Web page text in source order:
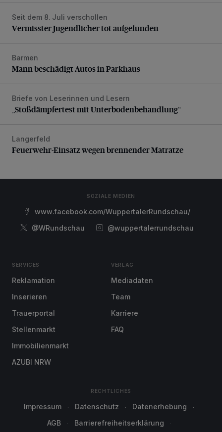
Vermisster Jugendlicher tot aufgefunden
Seit dem 8. Juli verschollen
Vermisster Jugendlicher tot aufgefunden
Mann beschädigt Autos in Parkhaus
Barmen
Mann beschädigt Autos in Parkhaus
„Stoßdämpfertest mit Unterbodenbehandlung“
Briefe von Leserinnen und Lesern
„Stoßdämpfertest mit Unterbodenbehandlung“
Feuerwehr-Einsatz wegen brennender Matratze
Langerfeld
Feuerwehr-Einsatz wegen brennender Matratze
SOZIALE MEDIEN
www.facebook.com/WuppertalerRundschau/
@WRundschau
@wuppertalerrundschau
SERVICES
Reklamation
Inserieren
Trauerportal
Stellenmarkt
Immobilienmarkt
AZUBI NRW
VERLAG
Mediadaten
Team
Karriere
FAQ
RECHTLICHES
Impressum Datenschutz
Datenerhebung
AGB
Barrierefreiheitserklärung